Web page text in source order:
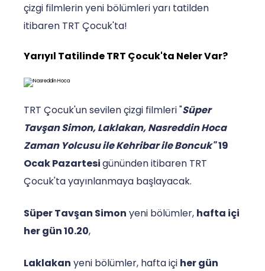
çizgi filmlerin yeni bölümleri yarı tatilden
itibaren TRT Çocuk'ta!
Yarıyıl Tatilinde TRT Çocuk'ta Neler Var?
TRT Çocuk'un sevilen çizgi filmleri "Süper
Tavşan Simon, Laklakan, Nasreddin Hoca
Zaman Yolcusu ile Kehribar ile Boncuk"19
Ocak Pazartesigününden itibaren TRT
Çocuk'ta yayınlanmaya başlayacak.
Süper Tavşan Simon yeni bölümler, hafta içi
her gün 10.20,
Laklakan yeni bölümler, hafta içi her gün